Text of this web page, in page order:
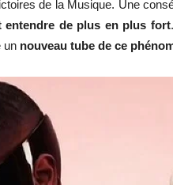
de la Musique. Une
entendre de plus en plus fort
un nouveau tube de ce